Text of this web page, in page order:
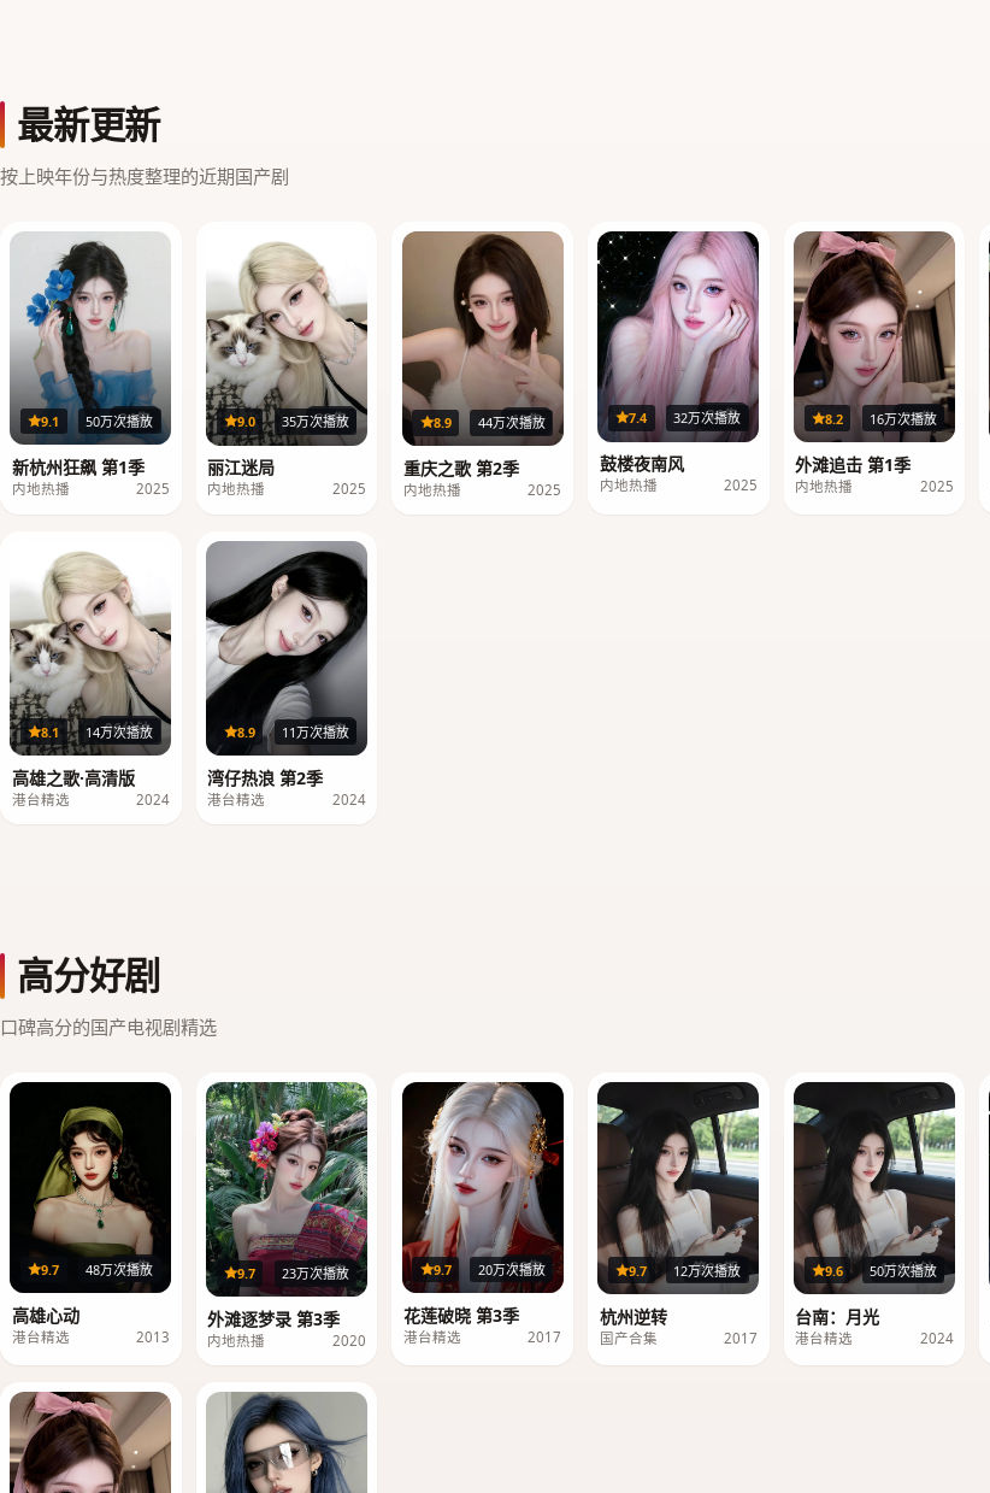
最新更新
按上映年份与热度整理的近期国产剧
24集
9.1 50万次播放
新杭州狂飙 第1季
内地热播 2025
32集
9.0 35万次播放
丽江迷局
内地热播 2025
40集
8.9 44万次播放
重庆之歌 第2季
内地热播 2025
36集
7.4 32万次播放
鼓楼夜南风
内地热播 2025
29集
8.2 16万次播放
外滩追击 第1季
内地热播 2025
96分钟
8.1 14万次播放
高雄之歌·高清版
港台精选 2024
20集
8.9 11万次播放
湾仔热浪 第2季
港台精选 2024
高分好剧
口碑高分的国产电视剧精选
20集
9.7 48万次播放
高雄心动
港台精选 2013
39集
9.7 23万次播放
外滩逐梦录 第3季
内地热播 2020
36集
9.7 20万次播放
花莲破晓 第3季
港台精选 2017
第20期
9.7 12万次播放
杭州逆转
国产合集 2017
116分钟
9.6 50万次播放
台南：月光
港台精选 2024